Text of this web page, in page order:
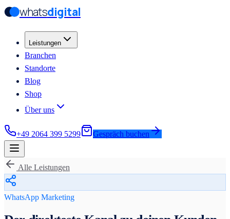
Zum Hauptinhalt springen
Zum Hauptinhalt springen
whatsdigital
Leistungen
Branchen
Standorte
Blog
Shop
Über uns
+49 2064 399 5299 Gespräch buchen
Alle Leistungen
WhatsApp Marketing